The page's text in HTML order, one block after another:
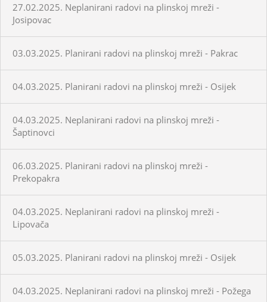
27.02.2025. Neplanirani radovi na plinskoj mreži -
Josipovac
03.03.2025. Planirani radovi na plinskoj mreži - Pakrac
04.03.2025. Planirani radovi na plinskoj mreži - Osijek
04.03.2025. Neplanirani radovi na plinskoj mreži -
Šaptinovci
06.03.2025. Planirani radovi na plinskoj mreži -
Prekopakra
04.03.2025. Neplanirani radovi na plinskoj mreži -
Lipovača
05.03.2025. Planirani radovi na plinskoj mreži - Osijek
04.03.2025. Neplanirani radovi na plinskoj mreži - Požega